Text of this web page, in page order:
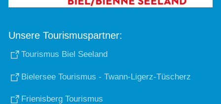
Unsere Tourismuspartner:
Tourismus Biel Seeland
Bielersee Tourismus - Twann-Ligerz-Tüscherz
Frienisberg Tourismus